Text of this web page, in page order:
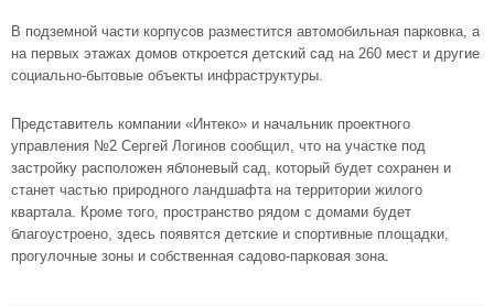
В подземной части корпусов разместится автомобильная парковка, а
на первых этажах домов откроется детский сад на 260 мест и другие
социально-бытовые объекты инфраструктуры.
Представитель компании «Интеко» и начальник проектного
управления №2 Сергей Логинов сообщил, что на участке под
застройку расположен яблоневый сад, который будет сохранен и
станет частью природного ландшафта на территории жилого
квартала. Кроме того, пространство рядом с домами будет
благоустроено, здесь появятся детские и спортивные площадки,
прогулочные зоны и собственная садово-парковая зона.